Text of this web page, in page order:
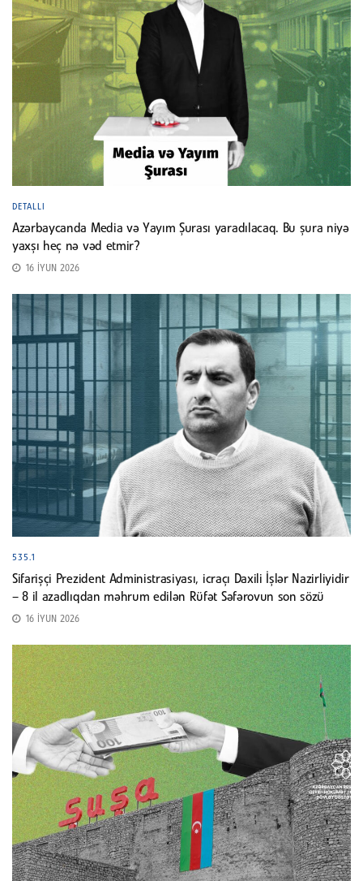
DETALLI
Azərbaycanda Media və Yayım Şurası yaradılacaq. Bu şura niyə
yaxşı heç nə vəd etmir?
16 İYUN 2026
535.1
Sifarişçi Prezident Administrasiyası, icraçı Daxili İşlər Nazirliyidir
– 8 il azadlıqdan məhrum edilən Rüfət Səfərovun son sözü
16 İYUN 2026